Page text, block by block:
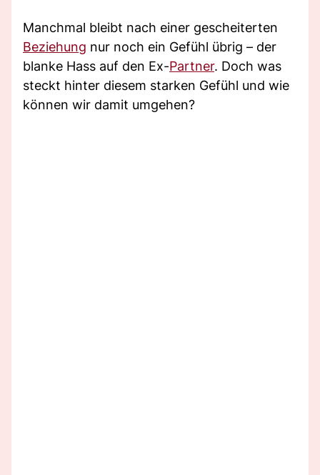
Manchmal bleibt nach einer gescheiterten
Beziehung nur noch ein Gefühl übrig – der
blanke Hass auf den Ex-Partner. Doch was
steckt hinter diesem starken Gefühl und wie
können wir damit umgehen?